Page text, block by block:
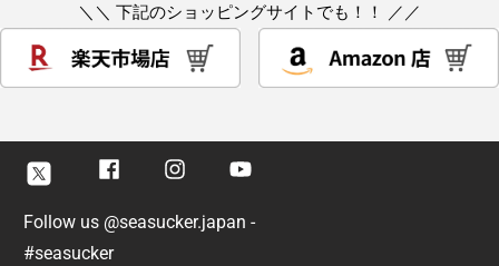
＼＼ 下記のショッピングサイトでも！！ ／／
Twitter Facebook InstagramYoutube
Follow us @seasucker.japan -
#seasucker